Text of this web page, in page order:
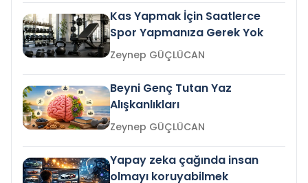
Kas Yapmak İçin Saatlerce
Spor Yapmanıza Gerek Yok
Zeynep GÜÇLÜCAN
Beyni Genç Tutan Yaz
Alışkanlıkları
Zeynep GÜÇLÜCAN
Yapay zeka çağında insan
olmayı koruyabilmek